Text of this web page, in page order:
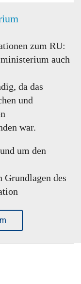
zum RU:
auch
da das
und
war.
um den
des